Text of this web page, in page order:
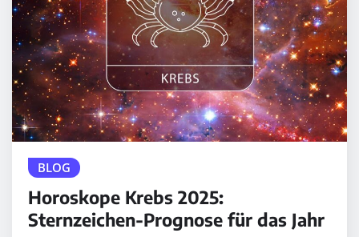
BLOG
Horoskope Krebs 2025:
Sternzeichen-Prognose für das Jahr